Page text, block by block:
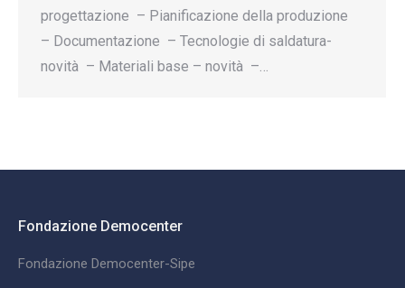
progettazione – Pianificazione della produzione
– Documentazione – Tecnologie di saldatura-
novità – Materiali base – novità –…
Fondazione Democenter
Fondazione Democenter-Sipe